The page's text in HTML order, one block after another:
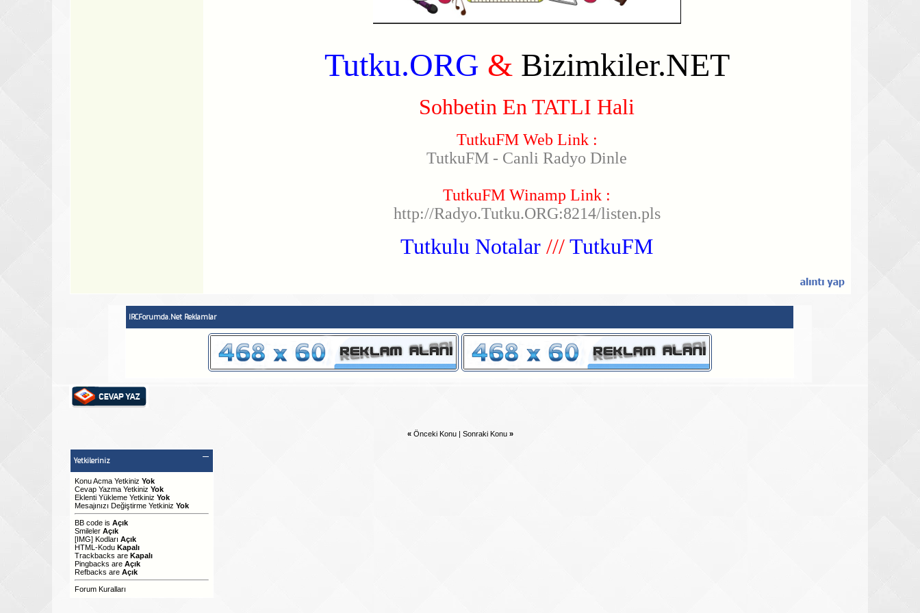
Tutku.ORG & Bizimkiler.NET
Sohbetin En TATLI Hali
TutkuFM Web Link :
TutkuFM - Canli Radyo Dinle
TutkuFM Winamp Link :
http://Radyo.Tutku.ORG:8214/listen.pls
Tutkulu Notalar ///TutkuFM
IRCForumda.Net Reklamlar
« Önceki Konu| Sonraki Konu »
Yetkileriniz
Konu Acma Yetkiniz Yok
Cevap Yazma Yetkiniz Yok
Eklenti Yükleme Yetkiniz Yok
Mesajınızı Değiştirme Yetkiniz Yok
BB codeis Açık
Smileler Açık
[IMG]Kodları Açık
HTML-Kodu Kapalı
Trackbacks are Kapalı
Pingbacks are Açık
Refbacks are Açık
Forum Kuralları